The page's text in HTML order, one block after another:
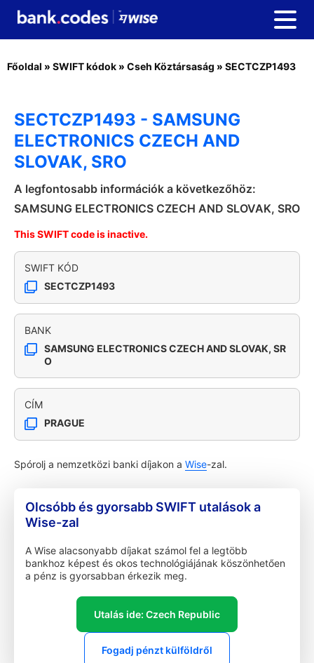
Főoldal » SWIFT kódok » Cseh Köztársaság » SECTCZP1493
SECTCZP1493 - SAMSUNG
ELECTRONICS CZECH AND
SLOVAK, SRO
A legfontosabb információk a következőhöz:
SAMSUNG ELECTRONICS CZECH AND SLOVAK, SRO
This SWIFT code is inactive.
SWIFT KÓD
SECTCZP1493
BANK
SAMSUNG ELECTRONICS CZECH AND SLOVAK, SR
O
CÍM
PRAGUE
Spórolj a nemzetközi banki díjakon a Wise-zal.
Olcsóbb és gyorsabb SWIFT utalások a
Wise-zal
A Wise alacsonyabb díjakat számol fel a legtöbb
bankhoz képest és okos technológiájának köszönhetően
a pénz is gyorsabban érkezik meg.
Utalás ide: Czech Republic
Fogadj pénzt külföldről